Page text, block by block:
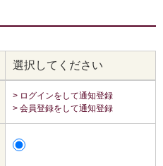
選択してください
> ログインをして通知登録
> 会員登録をして通知登録